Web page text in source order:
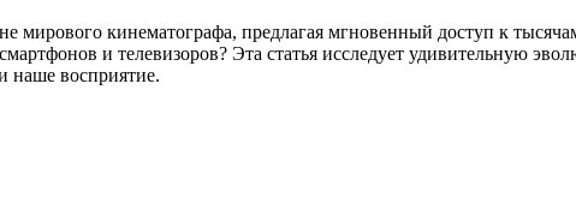
мирового кинематографа, предлагая мгновенный доступ к
и телевизоров? Эта статья исследует удивительную
наше восприятие.